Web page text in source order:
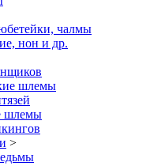
чалмы
нон и др.
шлемы
шлемы
>